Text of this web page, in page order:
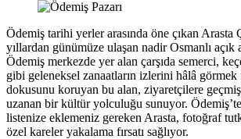
Ödemiş tarihi yerler arasında öne çıkan Arasta
yıllardan günümüze ulaşan nadir Osmanlı açık
Ödemiş merkezde yer alan çarşıda semerci,
gibi geleneksel zanaatların izlerini hâlâ
dokusunu koruyan bu alan, ziyaretçilere
uzanan bir kültür yolculuğu sunuyor.
listenize eklemeniz gereken Arasta, fotoğraf
özel kareler yakalama fırsatı sağlıyor.